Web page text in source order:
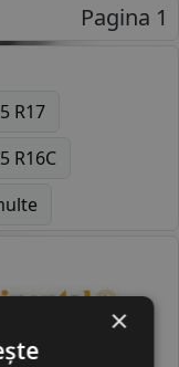
Pagina 1
R17
R16C
×